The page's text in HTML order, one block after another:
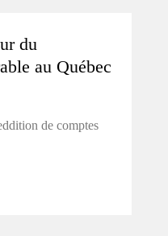
du
au Québec
de comptes